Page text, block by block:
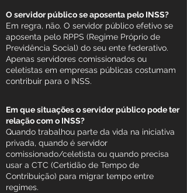
O servidor público se aposenta pelo INSS?
Em regra, não. O servidor público efetivo se
aposenta pelo RPPS (Regime Próprio de
Previdência Social) do seu ente federativo.
Apenas servidores comissionados ou
celetistas em empresas públicas costumam
contribuir para o INSS.
Em que situações o servidor público pode ter
relação com o INSS?
Quando trabalhou parte da vida na iniciativa
privada, quando é servidor
comissionado/celetista ou quando precisa
usar a CTC (Certidão de Tempo de
Contribuição) para migrar tempo entre
regimes.